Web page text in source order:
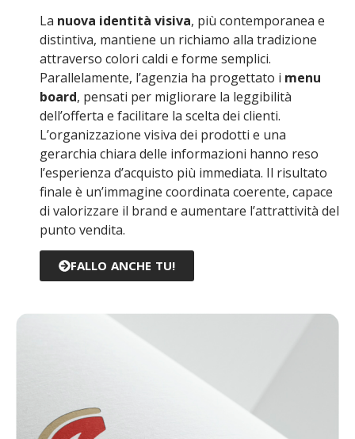
La nuova identità visiva, più contemporanea e
distintiva, mantiene un richiamo alla tradizione
attraverso colori caldi e forme semplici.
Parallelamente, l’agenzia ha progettato i menu
board, pensati per migliorare la leggibilità
dell’offerta e facilitare la scelta dei clienti.
L’organizzazione visiva dei prodotti e una
gerarchia chiara delle informazioni hanno reso
l’esperienza d’acquisto più immediata. Il risultato
finale è un’immagine coordinata coerente, capace
di valorizzare il brand e aumentare l’attrattività del
punto vendita.
FALLO ANCHE TU!